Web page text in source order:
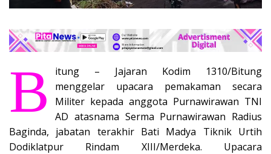
B
itung – Jajaran Kodim 1310/Bitung
menggelar upacara pemakaman secara
Militer kepada anggota Purnawirawan TNI
AD atasnama Serma Purnawirawan Radius
Baginda, jabatan terakhir Bati Madya Tiknik Urtih
Dodiklatpur Rindam XIII/Merdeka. Upacara